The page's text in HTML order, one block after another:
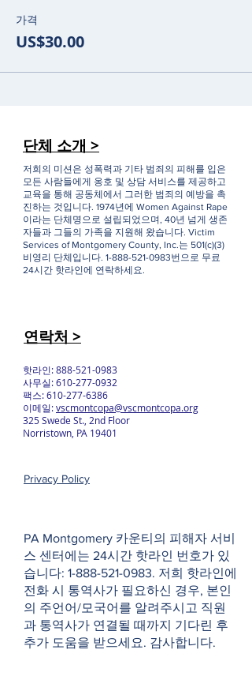
가격
US$30.00
단체 소개 >
저희의 미션은 성폭력과 기타 범죄의 피해를 입은
모든 사람들에게 옹호 및 상담 서비스를 제공하고
교육을 통해 공동체에서 그러한 범죄의 예방을 촉
진하는 것입니다. 1974년에 Women Against Rape
이라는 단체명으로 설립되었으며, 40년 넘게 생존
자들과 그들의 가족을 지원해 왔습니다. Victim
Services of Montgomery County, Inc.는 501(c)(3)
비영리 단체입니다. 1-888-521-0983번으로 무료
24시간 핫라인에 연락하세요.
연락처 >
핫라인:888-521-0983
사무실:610-277-0932
팩스:610-277-6386
이메일:vscmontcopa@vscmontcopa.org
325 Swede St., 2nd Floor
Norristown, PA 19401
Privacy Policy
PA Montgomery 카운티의 피해자 서비
스 센터에는 24시간 핫라인 번호가 있
습니다: 1-888-521-0983. 저희 핫라인에
전화 시 통역사가 필요하신 경우, 본인
의 주언어/모국어를 알려주시고 직원
과 통역사가 연결될 때까지 기다린 후
추가 도움을 받으세요. 감사합니다.